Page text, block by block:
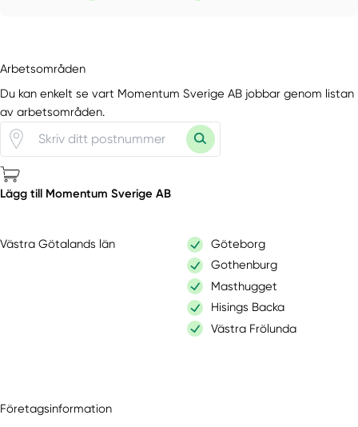
Arbetsområden
Du kan enkelt se vart Momentum Sverige AB jobbar genom listan
av arbetsområden.
Lägg till Momentum Sverige AB
Västra Götalands län
Göteborg
Gothenburg
Masthugget
Hisings Backa
Västra Frölunda
Företagsinformation